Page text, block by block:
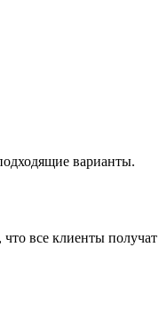
варианты.
все клиенты получат